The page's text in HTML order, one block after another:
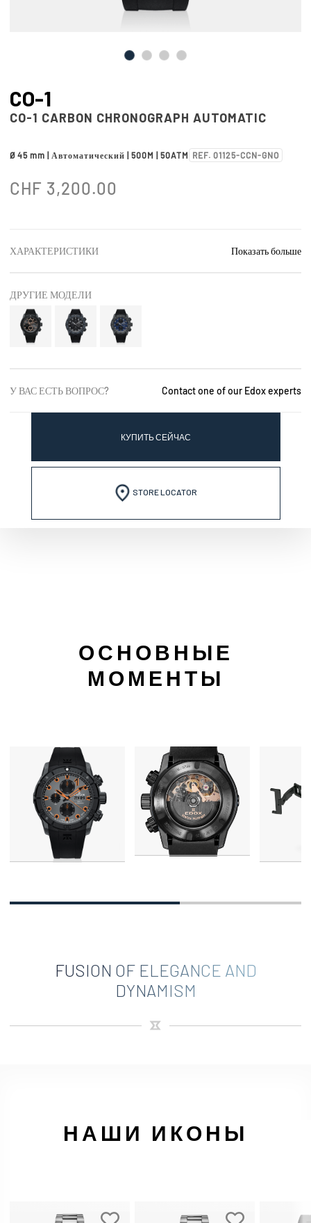
CO-1
CO-1 CARBON CHRONOGRAPH AUTOMATIC
Ø 45 mm | Автоматический | 500M | 50ATM REF. 01125-CCN-GNO
CHF 3,200.00
ХАРАКТЕРИСТИКИ Показать больше
ДРУГИЕ МОДЕЛИ
У ВАС ЕСТЬ ВОПРОС? Contact one of our Edox experts
КУПИТЬ СЕЙЧАС
STORE LOCATOR
ОСНОВНЫЕ
МОМЕНТЫ
FUSION OF ELEGANCE AND
DYNAMISM
НАШИ ИКОНЫ